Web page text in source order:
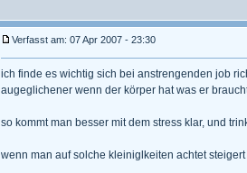
Verfasst am: 07 Apr 2007 - 23:30
ich finde es wichtig sich bei anstrengenden job
augeglichener wenn der körper hat was er
so kommt man besser mit dem stress klar, und
wenn man auf solche kleiniglkeiten achtet